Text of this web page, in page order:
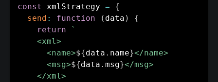
const
xmlStrategy =
{
send : function ( data )
{
return
`
    <xml>
      <name>
${data . name}</name>
      <msg>
${data . msg}</msg>
    </xml>